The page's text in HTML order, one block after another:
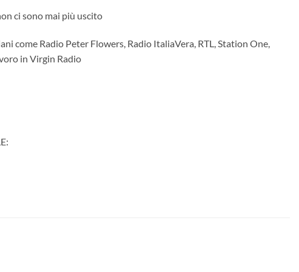
ci sono mai più uscito
come Radio Peter Flowers, Radio ItaliaVera, RTL, Station One,
in Virgin Radio